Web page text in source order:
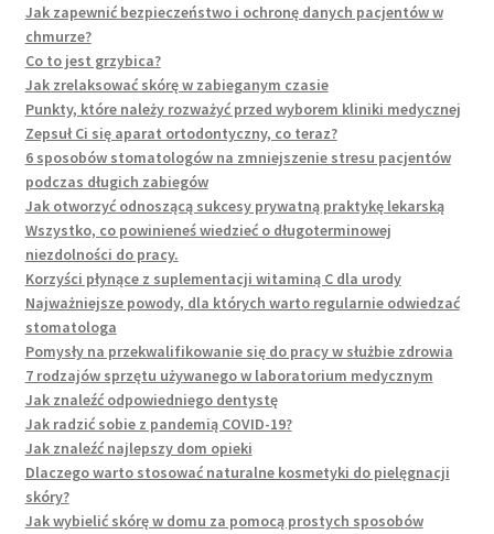
Jak zapewnić bezpieczeństwo i ochronę danych pacjentów w
chmurze?
Co to jest grzybica?
Jak zrelaksować skórę w zabieganym czasie
Punkty, które należy rozważyć przed wyborem kliniki medycznej
Zepsuł Ci się aparat ortodontyczny, co teraz?
6 sposobów stomatologów na zmniejszenie stresu pacjentów
podczas długich zabiegów
Jak otworzyć odnoszącą sukcesy prywatną praktykę lekarską
Wszystko, co powinieneś wiedzieć o długoterminowej
niezdolności do pracy.
Korzyści płynące z suplementacji witaminą C dla urody
Najważniejsze powody, dla których warto regularnie odwiedzać
stomatologa
Pomysły na przekwalifikowanie się do pracy w służbie zdrowia
7 rodzajów sprzętu używanego w laboratorium medycznym
Jak znaleźć odpowiedniego dentystę
Jak radzić sobie z pandemią COVID-19?
Jak znaleźć najlepszy dom opieki
Dlaczego warto stosować naturalne kosmetyki do pielęgnacji
skóry?
Jak wybielić skórę w domu za pomocą prostych sposobów